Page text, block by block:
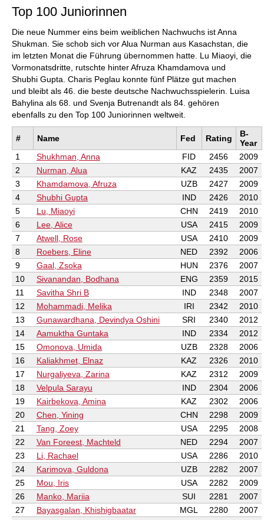
Top 100 Juniorinnen
Die neue Nummer eins beim weiblichen Nachwuchs ist Anna
Shukman. Sie schob sich vor Alua Nurman aus Kasachstan, die
im letzten Monat die Führung übernommen hatte. Lu Miaoyi, die
Vormonatsdritte, rutschte hinter Afruza Khamdamova und
Shubhi Gupta. Charis Peglau konnte fünf Plätze gut machen
und bleibt als 46. die beste deutsche Nachwuchsspielerin. Luisa
Bahylina als 68. und Svenja Butrenandt als 84. gehören
ebenfalls zu den Top 100 Juniorinnen weltweit.
# Name Fed Rating
B-
Year
1
Shukhman, Anna FID 2456
2009
2
Nurman, Alua KAZ 2435
2007
3
Khamdamova, Afruza UZB 2427
2009
4
Shubhi Gupta IND 2426
2010
5
Lu, Miaoyi CHN 2419
2010
6
Lee, Alice USA 2415
2009
7
Atwell, Rose USA 2410
2009
8
Roebers, Eline NED 2392
2006
9
Gaal, Zsoka HUN 2376
2007
10
Sivanandan, Bodhana ENG 2359
2015
11
Savitha Shri B IND 2348
2007
12
Mohammadi, Melika IRI 2342
2010
13
Gunawardhana, Devindya Oshini SRI 2340
2012
14
Aamuktha Guntaka IND 2334
2012
15
Omonova, Umida UZB 2328
2006
16
Kaliakhmet, Elnaz KAZ 2326
2010
17
Nurgaliyeva, Zarina KAZ 2312
2009
18
Velpula Sarayu IND 2304
2006
19
Kairbekova, Amina KAZ 2302
2006
20
Chen, Yining CHN 2298
2009
21
Tang, Zoey USA 2295
2008
22
Van Foreest, Machteld NED 2294
2007
23
Li, Rachael USA 2286
2010
24
Karimova, Guldona UZB 2282
2007
25
Mou, Iris USA 2282
2009
26
Manko, Mariia SUI 2281
2007
27
Bayasgalan, Khishigbaatar MGL 2280
2007